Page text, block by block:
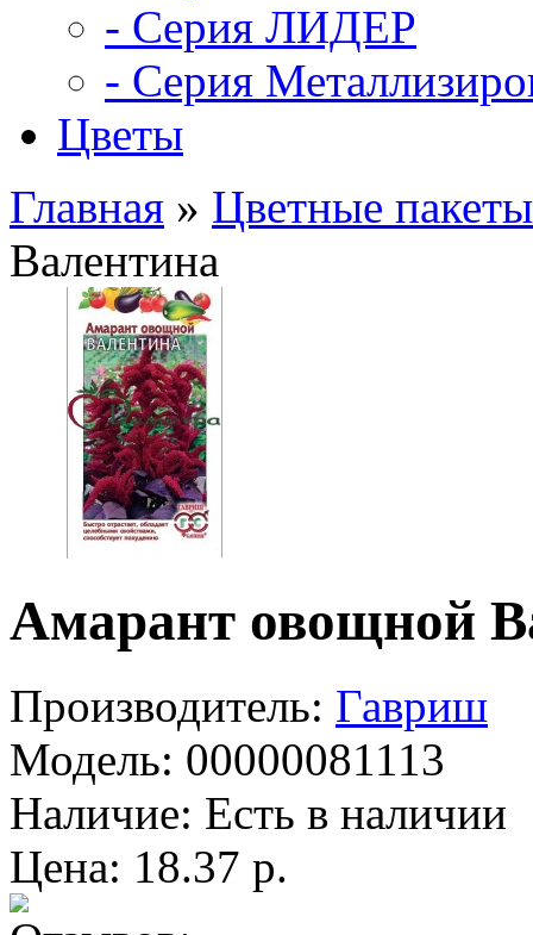
- Серия ЛИДЕР
- Серия
Цветы
Главная » Цветные пакеты
Валентина
Амарант овощной
Производитель: Гавриш
Модель: 00000081113
Наличие: Есть в наличии
Цена: 18.37 р.